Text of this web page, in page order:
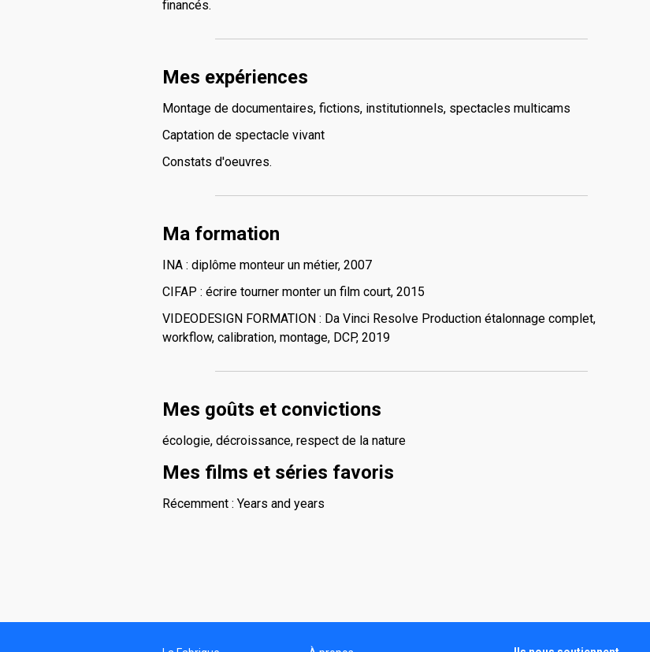
financés.
Mes expériences
Montage de documentaires, fictions, institutionnels, spectacles multicams
Captation de spectacle vivant
Constats d'oeuvres.
Ma formation
INA : diplôme monteur un métier, 2007
CIFAP : écrire tourner monter un film court, 2015
VIDEODESIGN FORMATION : Da Vinci Resolve Production étalonnage complet,
workflow, calibration, montage, DCP, 2019
Mes goûts et convictions
écologie, décroissance, respect de la nature
Mes films et séries favoris
Récemment : Years and years